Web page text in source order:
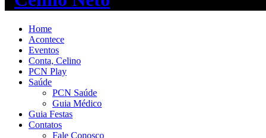
Home
Acontece
Eventos
Conta, Celino
PCN Play
Saúde
PCN Saúde
Guia Médico
Guia Festas
Contatos
Fale Conosco